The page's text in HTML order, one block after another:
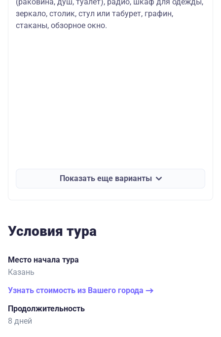
(раковина, душ, туалет), радио, шкаф для одежды,
зеркало, столик, стул или табурет, графин,
стаканы, обзорное окно.
Показать еще варианты
Условия тура
Место начала тура
Казань
Узнать стоимость из Вашего города
Продолжительность
8 дней